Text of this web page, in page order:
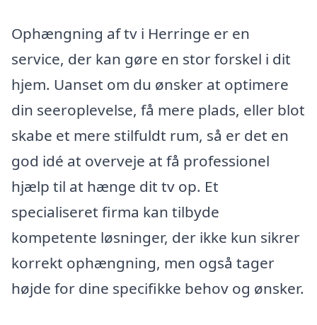
Ophængning af tv i Herringe er en
service, der kan gøre en stor forskel i dit
hjem. Uanset om du ønsker at optimere
din seeroplevelse, få mere plads, eller blot
skabe et mere stilfuldt rum, så er det en
god idé at overveje at få professionel
hjælp til at hænge dit tv op. Et
specialiseret firma kan tilbyde
kompetente løsninger, der ikke kun sikrer
korrekt ophængning, men også tager
højde for dine specifikke behov og ønsker.